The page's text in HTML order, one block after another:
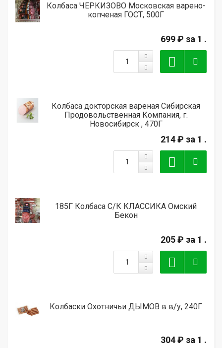
Колбаса ЧЕРКИЗОВО Московская варено-
копченая ГОСТ, 500Г
699 ₽ за 1 .
Колбаса докторская вареная Сибирская
Продовольственная Компания, г.
Новосибирск , 470Г
214 ₽ за 1 .
185Г Колбаса С/К КЛАССИКА Омский
Бекон
205 ₽ за 1 .
Колбаски Охотничьи ДЫМОВ в в/у, 240Г
304 ₽ за 1 .